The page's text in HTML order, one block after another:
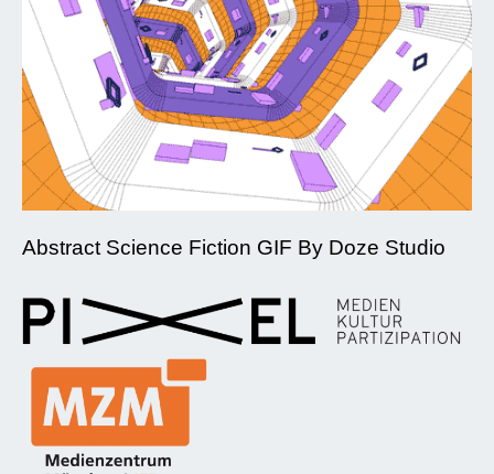
Abstract Science Fiction GIF By Doze Studio